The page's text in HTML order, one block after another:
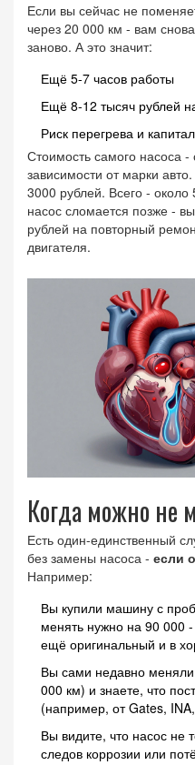
Если вы сейчас не
через 20 000 км - вам
заново. А это значит:
Ещё 5-7 часов работы
Ещё 8-12 тысяч рублей
Риск перегрева и
Стоимость самого насоса
зависимости от марки
3000 рублей. Всего -
насос сломается позже -
рублей на повторный
двигателя.
Когда можно не
Есть один-единственный
без замены насоса - если
Например:
Вы купили машину с
менять нужно на 90 000 -
ещё оригинальный и в
Вы сами недавно
000 км) и знаете, что
(например, от Gates,
Вы видите, что насос не
следов коррозии или